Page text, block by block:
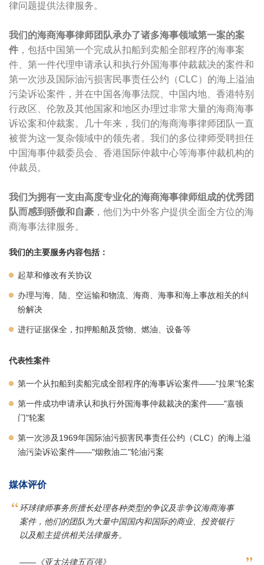
律问题提供法律服务。
我们的海商海事律师团队承办了诸多海事领域第一案的案
件 ，包括中国第一个完成从扣船到卖船全部程序的海事案
件、第一件代理申请承认和执行外国海事仲裁裁决的案件和
第一次涉及国际油污损害民事责任公约（CLC）的海上溢油
污染诉讼案件，并在中国各海事法院、中国内地、香港特别
行政区、伦敦及其他国家和地区办理过非常大量的海商海事
诉讼案和仲裁案。几十年来，我们的海商海事律师团队一直
被誉为这一复杂领域中的领先者。我们的多位律师受聘担任
中国海事仲裁委员会、香港国际仲裁中心等海事仲裁机构的
仲裁员。
我们为拥有一支由高度专业化的海商海事律师组成的优秀团
队而感到骄傲和自豪 ，他们为中外客户提供全面全方位的海
商海事法律服务。
我们的主要服务内容包括：
起草和修改有关协议
办理与海、陆、空运输和物流、海商、海事和海上事故相关的纠
纷解决
进行证据保全，扣押船舶及货物、燃油、设备等
代表性案件
第一个从扣船到卖船完成全部程序的海事诉讼案件——"拉果"轮案
第一件成功申请承认和执行外国海事仲裁裁决的案件——"嘉顿
门"轮案
第一次涉及1969年国际油污损害民事责任公约（CLC）的海上溢
油污染诉讼案件——"烟救油二"轮油污案
媒体评价
环球律师事务所擅长处理各种类型的争议及非争议海商海事
案件，他们的团队为大量中国国内和国际的商业、投资银行
以及船主提供相关法律服务。
——《亚太法律五百强》